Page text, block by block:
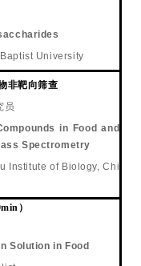
University
非靶向筛查
员
in Food and
Spectrometry
Institute of Biology, Chi
）
Solution in Food